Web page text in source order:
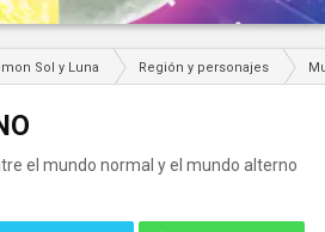
Sol y Luna Región y personajes
el mundo normal y el mundo alterno